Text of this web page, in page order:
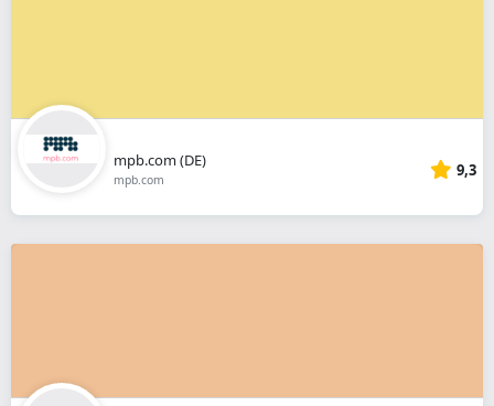
mpb.com (DE)
mpb.com 9,3